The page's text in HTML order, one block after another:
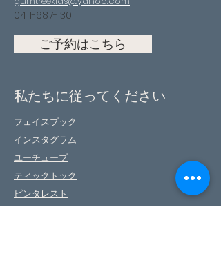
0411-687-130
ご予約はこちら
私たちに従ってください
フェイスブック
インスタグラム
ユーチューブ
ティックトック
ピンタレスト